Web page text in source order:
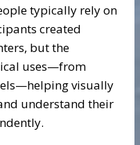
typically rely on
created
but the
uses—from
visually
understand their